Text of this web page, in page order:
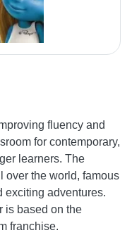
fluency and
for contemporary,
learners. The
over the world, famous
exciting adventures.
is based on the
franchise.